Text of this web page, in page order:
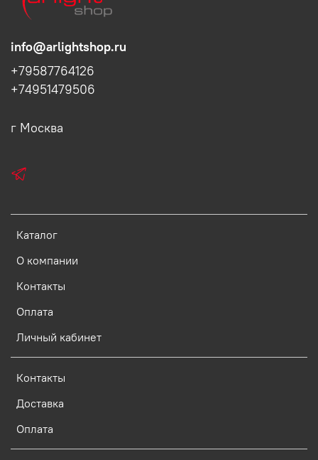
Каталог
О компании
Контакты
Оплата
Личный кабинет
Контакты
Доставка
Оплата
info@arlightshop.ru
+79587764126
+74951479506
г Москва